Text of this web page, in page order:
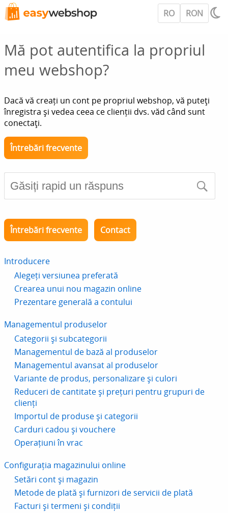
RO RON
Mă pot autentifica la propriul
meu webshop?
Dacă vă creați un cont pe propriul webshop, vă puteţi
înregistra și vedea ceea ce clienții dvs. văd când sunt
conectaţi.
Întrebări frecvente
Întrebări frecvente Contact
Introducere
Alegeți versiunea preferată
Crearea unui nou magazin online
Prezentare generală a contului
Managementul produselor
Categorii și subcategorii
Managementul de bază al produselor
Managementul avansat al produselor
Variante de produs, personalizare și culori
Reduceri de cantitate și prețuri pentru grupuri de
clienți
Importul de produse și categorii
Carduri cadou și vouchere
Operațiuni în vrac
Configurația magazinului online
Setări cont și magazin
Metode de plată și furnizori de servicii de plată
Facturi și termeni și condiții